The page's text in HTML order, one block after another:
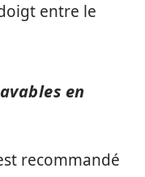
entre le
en
recommandé